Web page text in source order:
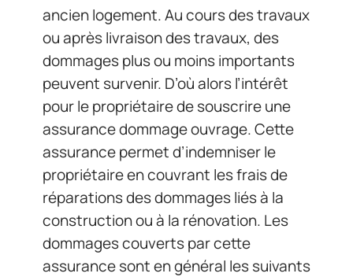
ancien logement. Au cours des travaux
ou après livraison des travaux, des
dommages plus ou moins importants
peuvent survenir. D’où alors l’intérêt
pour le propriétaire de souscrire une
assurance dommage ouvrage. Cette
assurance permet d’indemniser le
propriétaire en couvrant les frais de
réparations des dommages liés à la
construction ou à la rénovation. Les
dommages couverts par cette
assurance sont en général les suivants